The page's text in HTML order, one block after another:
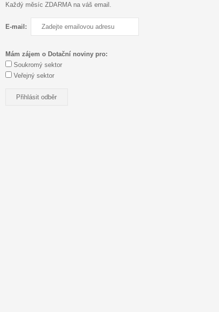
Každý měsíc ZDARMA na váš email.
E-mail:
Mám zájem o Dotační noviny pro:
Soukromý sektor
Veřejný sektor